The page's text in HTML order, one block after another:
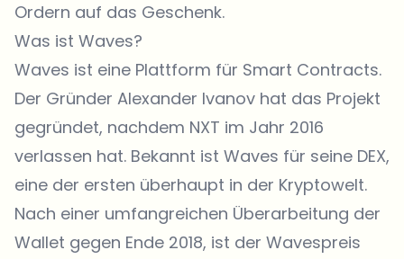
Ordern auf das Geschenk.
Was ist Waves?
Waves ist eine Plattform für Smart Contracts.
Der Gründer Alexander Ivanov hat das Projekt
gegründet, nachdem NXT im Jahr 2016
verlassen hat. Bekannt ist Waves für seine DEX,
eine der ersten überhaupt in der Kryptowelt.
Nach einer umfangreichen Überarbeitung der
Wallet gegen Ende 2018, ist der Wavespreis